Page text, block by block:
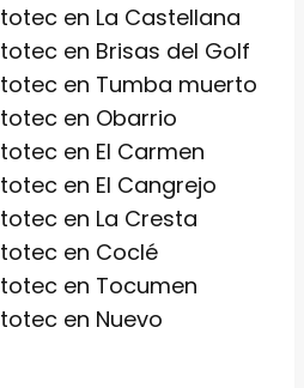
en La Castellana
en Brisas del Golf
en Tumba muerto
en Obarrio
en El Carmen
en El Cangrejo
en La Cresta
en Coclé
en Tocumen
en Nuevo